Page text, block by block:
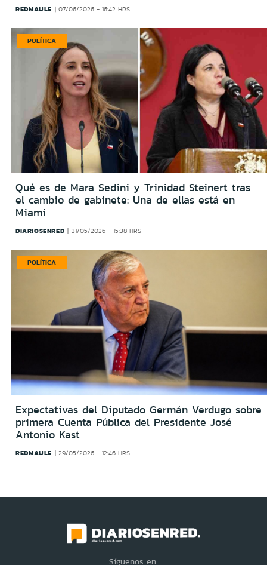
REDMAULE 07/06/2026 - 16:42 HRS
POLÍTICA
Qué es de Mara Sedini y Trinidad Steinert tras
el cambio de gabinete: Una de ellas está en
Miami
DIARIOSENRED 31/05/2026 - 15:38 HRS
POLÍTICA
Expectativas del Diputado Germán Verdugo sobre
primera Cuenta Pública del Presidente José
Antonio Kast
REDMAULE 29/05/2026 - 12:46 HRS
Síguenos en: